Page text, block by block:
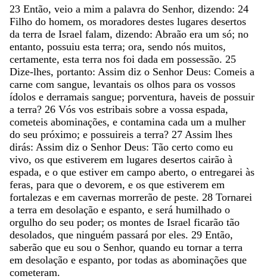
23 Então, veio a mim a palavra do Senhor, dizendo: 24
Filho do homem, os moradores destes lugares desertos
da terra de Israel falam, dizendo: Abraão era um só; no
entanto, possuiu esta terra; ora, sendo nós muitos,
certamente, esta terra nos foi dada em possessão. 25
Dize-lhes, portanto: Assim diz o Senhor Deus: Comeis a
carne com sangue, levantais os olhos para os vossos
ídolos e derramais sangue; porventura, haveis de possuir
a terra? 26 Vós vos estribais sobre a vossa espada,
cometeis abominações, e contamina cada um a mulher
do seu próximo; e possuireis a terra? 27 Assim lhes
dirás: Assim diz o Senhor Deus: Tão certo como eu
vivo, os que estiverem em lugares desertos cairão à
espada, e o que estiver em campo aberto, o entregarei às
feras, para que o devorem, e os que estiverem em
fortalezas e em cavernas morrerão de peste. 28 Tornarei
a terra em desolação e espanto, e será humilhado o
orgulho do seu poder; os montes de Israel ficarão tão
desolados, que ninguém passará por eles. 29 Então,
saberão que eu sou o Senhor, quando eu tornar a terra
em desolação e espanto, por todas as abominações que
cometeram.